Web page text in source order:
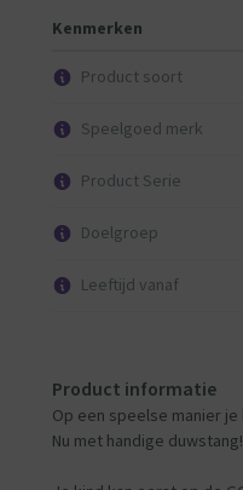
TÜV
Minimale lengte gebruiker:
Maximale gewicht
Formaat: 65x45x44cm
Kenmerken
Product soort
Speelgoed merk
Product Serie
Doelgroep
Leeftijd vanaf
Product informatie
Op een speelse manier
Nu met handige duwstang!